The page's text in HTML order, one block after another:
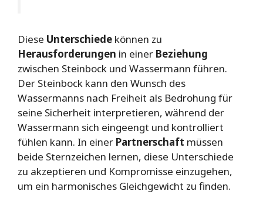
Diese Unterschiede können zu
Herausforderungen in einer Beziehung
zwischen Steinbock und Wassermann führen.
Der Steinbock kann den Wunsch des
Wassermanns nach Freiheit als Bedrohung für
seine Sicherheit interpretieren, während der
Wassermann sich eingeengt und kontrolliert
fühlen kann. In einer Partnerschaft müssen
beide Sternzeichen lernen, diese Unterschiede
zu akzeptieren und Kompromisse einzugehen,
um ein harmonisches Gleichgewicht zu finden.